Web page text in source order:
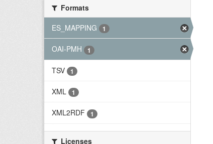
Formats
ES_MAPPING
1
OAI-PMH 1
TSV 1
XML 1
XML2RDF 1
Licenses